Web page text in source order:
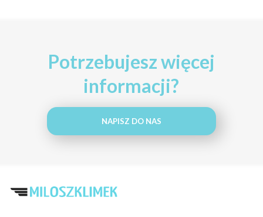
Potrzebujesz więcej
informacji?
NAPISZ DO NAS